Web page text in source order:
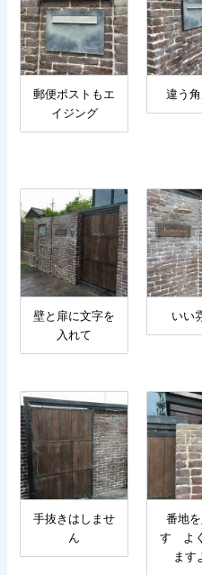
郵便ポストもエ
イジング
違う
壁と扉に文字を
入れて
いい
手抜きはしませ
ん
番地
す よ
ます